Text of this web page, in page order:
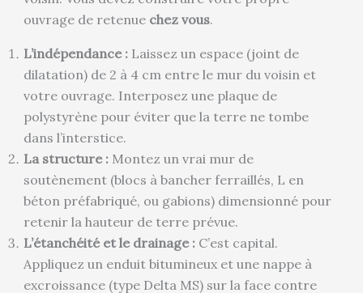
ouvrage de retenue chez vous.
L’indépendance :Laissez un espace (joint de
dilatation) de 2 à 4 cm entre le mur du voisin et
votre ouvrage. Interposez une plaque de
polystyrène pour éviter que la terre ne tombe
dans l’interstice.
La structure :Montez un vrai mur de
soutènement (blocs à bancher ferraillés, L en
béton préfabriqué, ou gabions) dimensionné pour
retenir la hauteur de terre prévue.
L’étanchéité et le drainage :C’est capital.
Appliquez un enduit bitumineux et une nappe à
excroissance (type Delta MS) sur la face contre